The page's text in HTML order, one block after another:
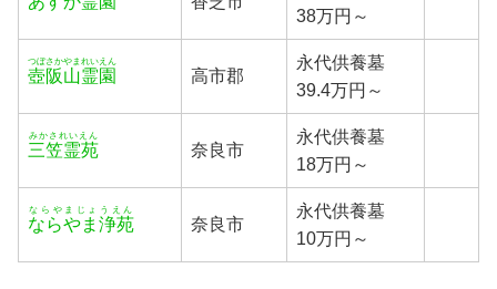
38万円～
壺阪山霊園
つぼさかやまれいえん
高市郡
永代供養墓
39.4万円～
三笠霊苑
みかされいえん
奈良市
永代供養墓
18万円～
ならやま浄苑
ならやまじょうえん
奈良市
永代供養墓
10万円～